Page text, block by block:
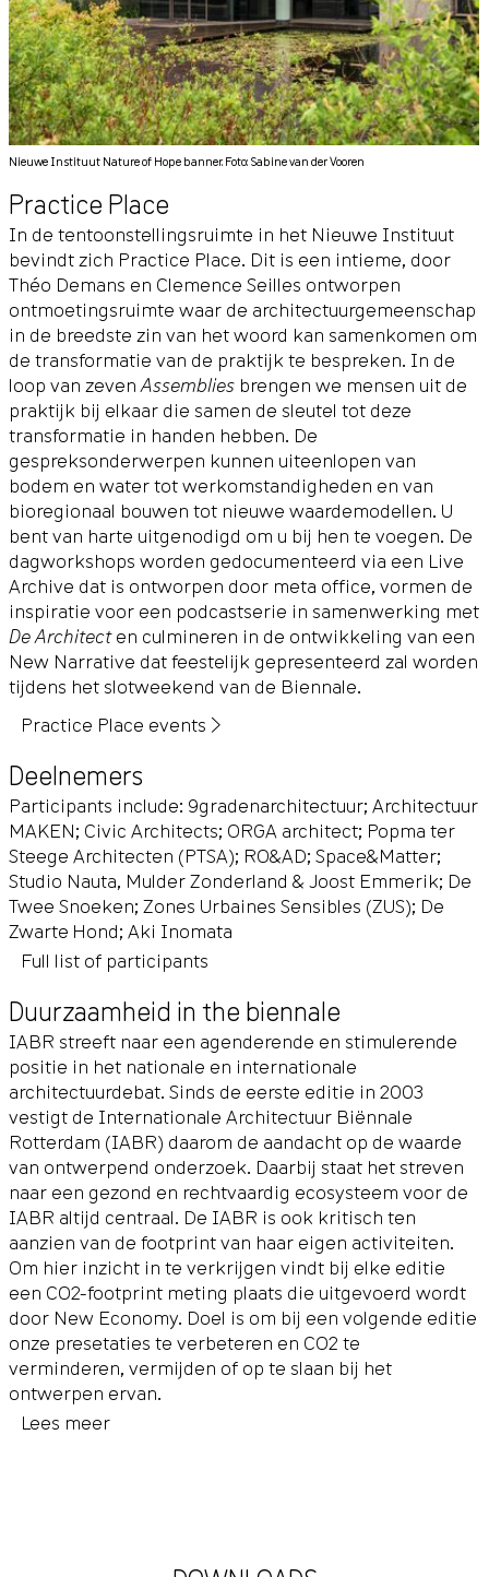
Nieuwe Instituut Nature of Hope banner. Foto: Sabine van der Vooren
Practice Place
In de tentoonstellingsruimte in het Nieuwe Instituut
bevindt zich Practice Place. Dit is een intieme, door
Théo Demans en Clemence Seilles ontworpen
ontmoetingsruimte waar de architectuurgemeenschap
in de breedste zin van het woord kan samenkomen om
de transformatie van de praktijk te bespreken. In de
loop van zevenAssemblies brengen we mensen uit de
praktijk bij elkaar die samen de sleutel tot deze
transformatie in handen hebben. De
gespreksonderwerpen kunnen uiteenlopen van
bodem en water tot werkomstandigheden en van
bioregionaal bouwen tot nieuwe waardemodellen. U
bent van harte uitgenodigd om u bij hen te voegen. De
dagworkshops worden gedocumenteerd via een Live
Archive dat is ontworpen door meta office, vormen de
inspiratie voor een podcastserie in samenwerking met
De Architecten culmineren in de ontwikkeling van een
New Narrative dat feestelijk gepresenteerd zal worden
tijdens het slotweekend van de Biennale.
Practice Place events ▶
Deelnemers
Participants include: 9gradenarchitectuur; Architectuur
MAKEN; Civic Architects; ORGA architect; Popma ter
Steege Architecten (PTSA); RO&AD; Space&Matter;
Studio Nauta, Mulder Zonderland & Joost Emmerik; De
Twee Snoeken; Zones Urbaines Sensibles (ZUS); De
Zwarte Hond; Aki Inomata
Full list of participants
Duurzaamheid in the biennale
IABR streeft naar een agenderende en stimulerende
positie in het nationale en internationale
architectuurdebat. Sinds de eerste editie in 2003
vestigt de Internationale Architectuur Biënnale
Rotterdam (IABR) daarom de aandacht op de waarde
van ontwerpend onderzoek. Daarbij staat het streven
naar een gezond en rechtvaardig ecosysteem voor de
IABR altijd centraal. De IABR is ook kritisch ten
aanzien van de footprint van haar eigen activiteiten.
Om hier inzicht in te verkrijgen vindt bij elke editie
een CO2-footprint meting plaats die uitgevoerd wordt
door New Economy. Doel is om bij een volgende editie
onze presetaties te verbeteren en CO2 te
verminderen, vermijden of op te slaan bij het
ontwerpen ervan.
Lees meer